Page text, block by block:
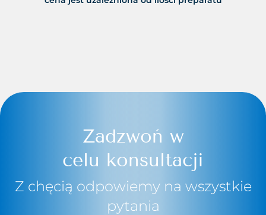
Zadzwoń w
celu konsultacji
Z chęcią odpowiemy na wszystkie
pytania